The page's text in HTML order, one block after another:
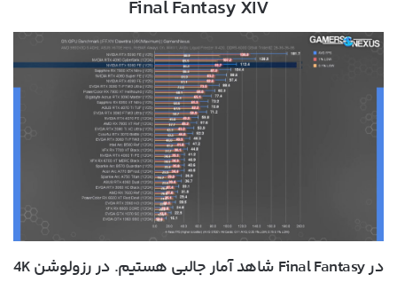
Final Fantasy XIV
در Final Fantasy شاهد آمار جالبی هستیم. در رزولوشن 4K